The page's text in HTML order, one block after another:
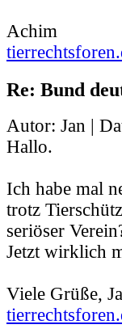
Achim
Re: Bund
Autor: Jan |
Hallo.
Ich habe mal
trotz
seriöser
Jetzt wirklich
Viele Grüße,